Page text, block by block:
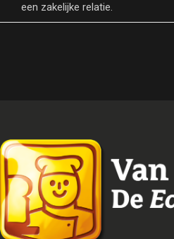
een zakelijke relatie.